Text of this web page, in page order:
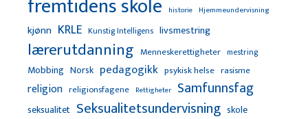
fremtidens skole historie Hjemmeundervisning
kjønn KRLE Kunstig Intelligens livsmestring
lærerutdanning Menneskerettigheter mestring
Mobbing Norsk pedagogikk psykisk helse rasisme
religion religionsfagene Rettigheter Samfunnsfag
seksualitet Seksualitetsundervisning skole